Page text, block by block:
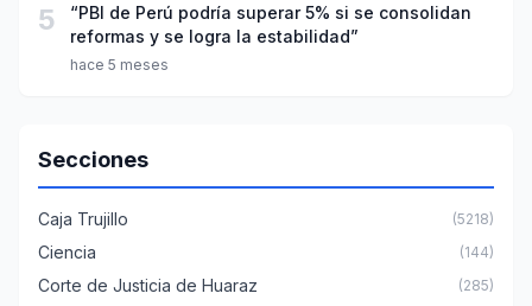
5
“PBI de Perú podría superar 5% si se consolidan
reformas y se logra la estabilidad”
hace 5 meses
Secciones
Caja Trujillo (5218)
Ciencia (144)
Corte de Justicia de Huaraz (285)